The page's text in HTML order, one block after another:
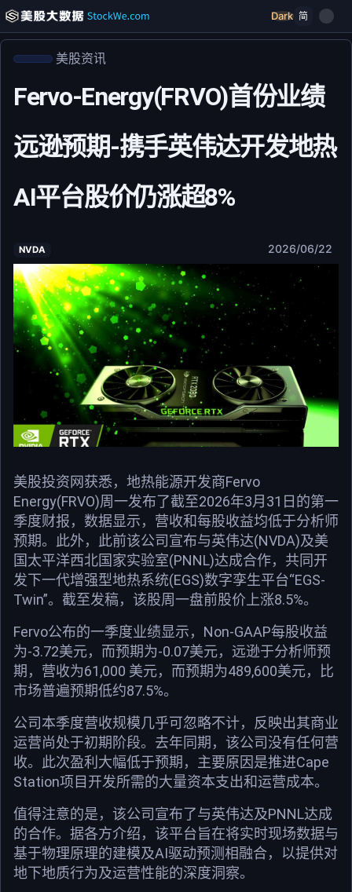
Dark 简
美股资讯
Fervo-Energy(FRVO)首份业绩
远逊预期-携手英伟达开发地热
AI平台股价仍涨超8%
NVDA 2026/06/22
美股投资网获悉，地热能源开发商Fervo
Energy(FRVO)周一发布了截至2026年3月31日的第一
季度财报，数据显示，营收和每股收益均低于分析师
预期。此外，此前该公司宣布与英伟达(NVDA)及美
国太平洋西北国家实验室(PNNL)达成合作，共同开
发下一代增强型地热系统(EGS)数字孪生平台“EGS-
Twin”。截至发稿，该股周一盘前股价上涨8.5%。
Fervo公布的一季度业绩显示，Non-GAAP每股收益
为-3.72美元，而预期为-0.07美元，远逊于分析师预
期，营收为61,000 美元，而预期为489,600美元，比
市场普遍预期低约87.5%。
公司本季度营收规模几乎可忽略不计，反映出其商业
运营尚处于初期阶段。去年同期，该公司没有任何营
收。此次盈利大幅低于预期，主要原因是推进Cape
Station项目开发所需的大量资本支出和运营成本。
值得注意的是，该公司宣布了与英伟达及PNNL达成
的合作。据各方介绍，该平台旨在将实时现场数据与
基于物理原理的建模及AI驱动预测相融合，以提供对
地下地质行为及运营性能的深度洞察。